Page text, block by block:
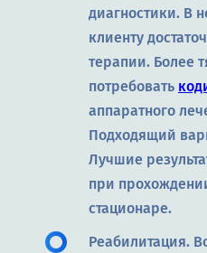
диагностики. В
клиенту
терапии. Более
потребовать
аппаратного
Подходящий
Лучшие
при
стационаре.
Реабилитация.